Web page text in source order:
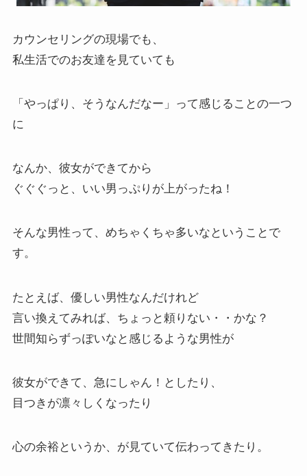
カウンセリングの現場でも、
私生活でのお友達を見ていても
「やっぱり、そうなんだなー」って感じることの一つ
に
なんか、彼女ができてから
ぐぐぐっと、いい男っぷりが上がったね！
そんな男性って、めちゃくちゃ多いなということで
す。
たとえば、優しい男性なんだけれど
言い換えてみれば、ちょっと頼りない・・かな？
世間知らずっぽいなと感じるような男性が
彼女ができて、急にしゃん！としたり、
目つきが凛々しくなったり
心の余裕というか、が見ていて伝わってきたり。